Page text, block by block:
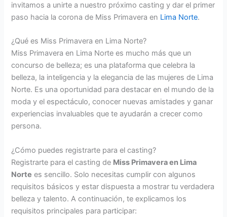
invitamos a unirte a nuestro próximo casting y dar el primer
paso hacia la corona de Miss Primavera en Lima Norte.
¿Qué es Miss Primavera en Lima Norte?
Miss Primavera en Lima Norte es mucho más que un
concurso de belleza; es una plataforma que celebra la
belleza, la inteligencia y la elegancia de las mujeres de Lima
Norte. Es una oportunidad para destacar en el mundo de la
moda y el espectáculo, conocer nuevas amistades y ganar
experiencias invaluables que te ayudarán a crecer como
persona.
¿Cómo puedes registrarte para el casting?
Registrarte para el casting de Miss Primavera en Lima
Norte es sencillo. Solo necesitas cumplir con algunos
requisitos básicos y estar dispuesta a mostrar tu verdadera
belleza y talento. A continuación, te explicamos los
requisitos principales para participar: